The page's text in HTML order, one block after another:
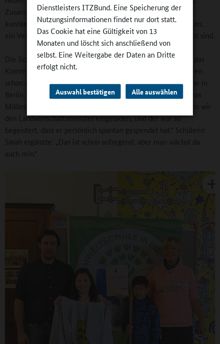
Dienstleisters ITZBund. Eine Speicherung der
Nutzungsinformationen findet nur dort statt.
Das Cookie hat eine Gültigkeit von 13
Monaten und löscht sich anschließend von
selbst. Eine Weitergabe der Daten an Dritte
erfolgt nicht.
Auswahl bestätigen Alle auswählen
Zusammen mit Jugendlichen der Berufsschule Holzminden
konnten sie schließlich ein Haus bauen, in dem ein Lagerraum,
ein Versammlungsraum und die Apfelmosterei untergebracht sind.
Die Schülerinnen und Schüler lernen in der Imker-AG auch das
Kommunizieren und das Präsentieren vor Publikum. Sie waren
schon auf der didacta in Hannover und auf der Grünen Woche in
Berlin. „Die Öffentlichkeitsarbeit ist wichtig“, betonte Andreas
Müller. „Und wir hatten nie Angst vor hohen Tieren. So haben wir
den Landwirtschaftsminister eingeladen, und der war so
begeistert, dass er persönlich spontan gespendet hat.“ Schülerin
Sarah ergänzte: „Das ist schon aufregend, aber man wächst da
auch rein.“